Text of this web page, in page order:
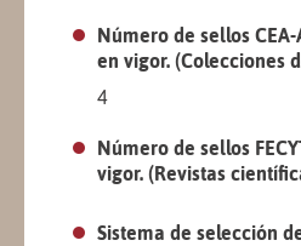
Número de sellos
en vigor. (Colecciones
4
Número de sellos
vigor. (Revistas
Sistema de selección